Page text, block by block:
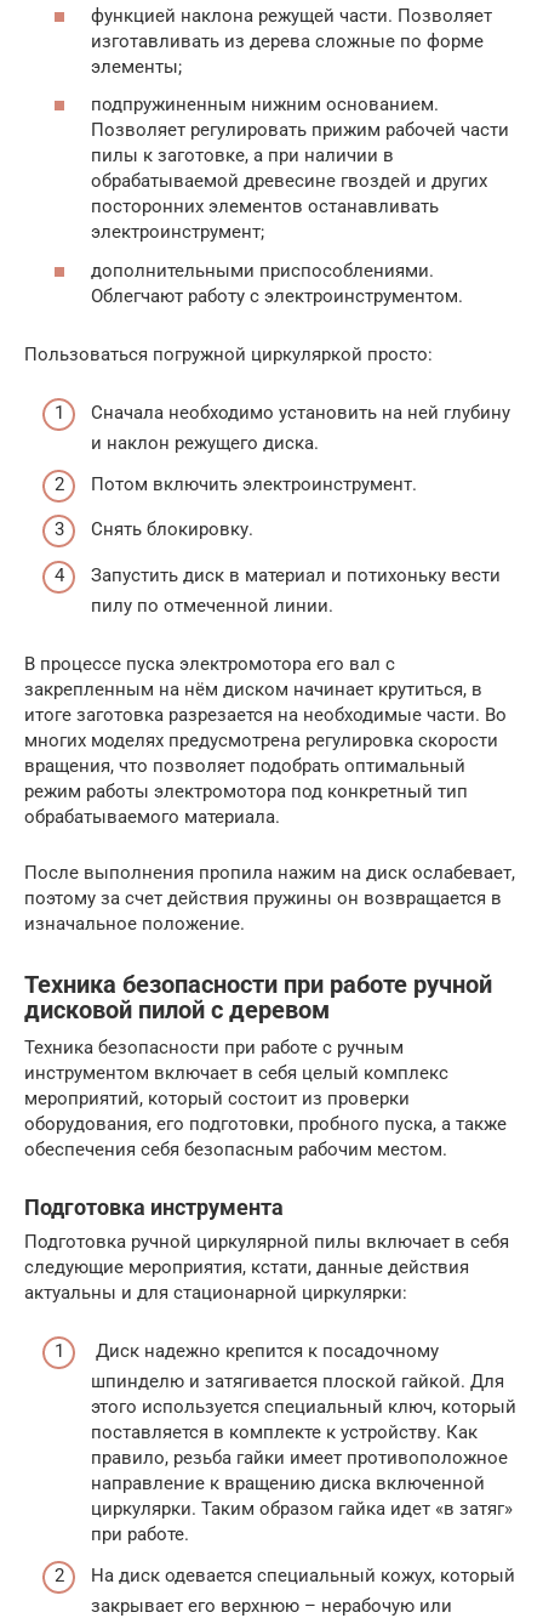
функцией наклона режущей части. Позволяет
изготавливать из дерева сложные по форме
элементы;
подпружиненным нижним основанием.
Позволяет регулировать прижим рабочей части
пилы к заготовке, а при наличии в
обрабатываемой древесине гвоздей и других
посторонних элементов останавливать
электроинструмент;
дополнительными приспособлениями.
Облегчают работу с электроинструментом.
Пользоваться погружной циркуляркой просто:
Сначала необходимо установить на ней глубину
и наклон режущего диска.
Потом включить электроинструмент.
Снять блокировку.
Запустить диск в материал и потихоньку вести
пилу по отмеченной линии.
В процессе пуска электромотора его вал с
закрепленным на нём диском начинает крутиться, в
итоге заготовка разрезается на необходимые части. Во
многих моделях предусмотрена регулировка скорости
вращения, что позволяет подобрать оптимальный
режим работы электромотора под конкретный тип
обрабатываемого материала.
После выполнения пропила нажим на диск ослабевает,
поэтому за счет действия пружины он возвращается в
изначальное положение.
Техника безопасности при работе ручной
дисковой пилой с деревом
Техника безопасности при работе с ручным
инструментом включает в себя целый комплекс
мероприятий, который состоит из проверки
оборудования, его подготовки, пробного пуска, а также
обеспечения себя безопасным рабочим местом.
Подготовка инструмента
Подготовка ручной циркулярной пилы включает в себя
следующие мероприятия, кстати, данные действия
актуальны и для стационарной циркулярки:
Диск надежно крепится к посадочному
шпинделю и затягивается плоской гайкой. Для
этого используется специальный ключ, который
поставляется в комплекте к устройству. Как
правило, резьба гайки имеет противоположное
направление к вращению диска включенной
циркулярки. Таким образом гайка идет «в затяг»
при работе.
На диск одевается специальный кожух, который
закрывает его верхнюю – нерабочую или